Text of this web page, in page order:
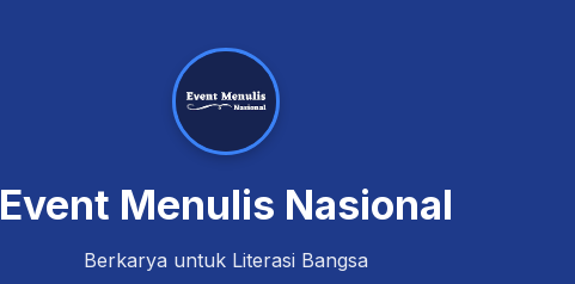
Event Menulis Nasional
Berkarya untuk Literasi Bangsa